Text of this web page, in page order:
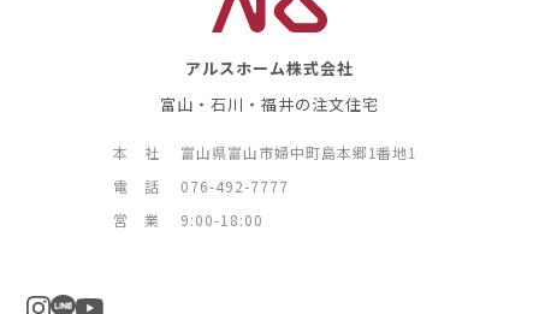
アルスホーム株式会社
富山・石川・福井の注文住宅
本 社
富山県富山市婦中町島本郷1番地1
電 話
076-492-7777
営 業
9:00-18:00